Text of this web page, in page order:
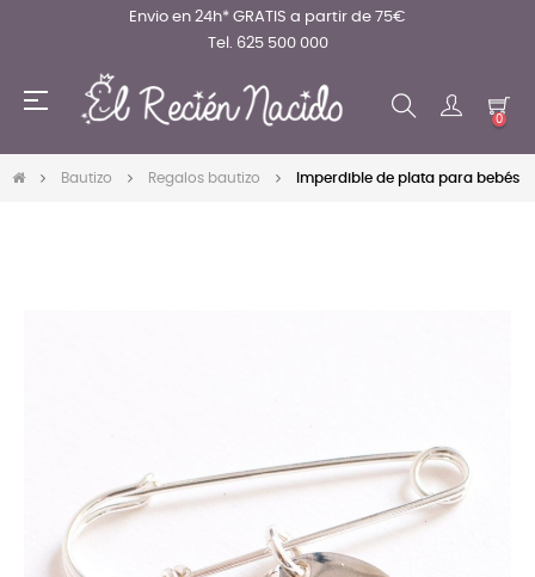
Envio en 24h* GRATIS a partir de 75€
Tel. 625 500 000
Navegación
☰
0
Bautizo Regalos bautizo Imperdible de plata para bebés